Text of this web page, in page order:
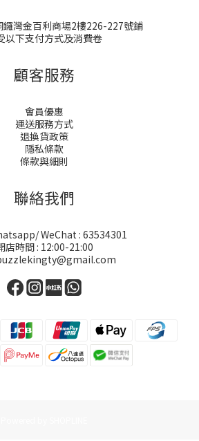
鑼灣金百利商場2樓226-227號鋪
以下支付方式及消費卷
顧客服務
會員優惠
運送服務方式
退換貨政策
隱私條款
條款與細則
聯絡我們
WeChat : 63534301
店時間 : 12:00-21:00